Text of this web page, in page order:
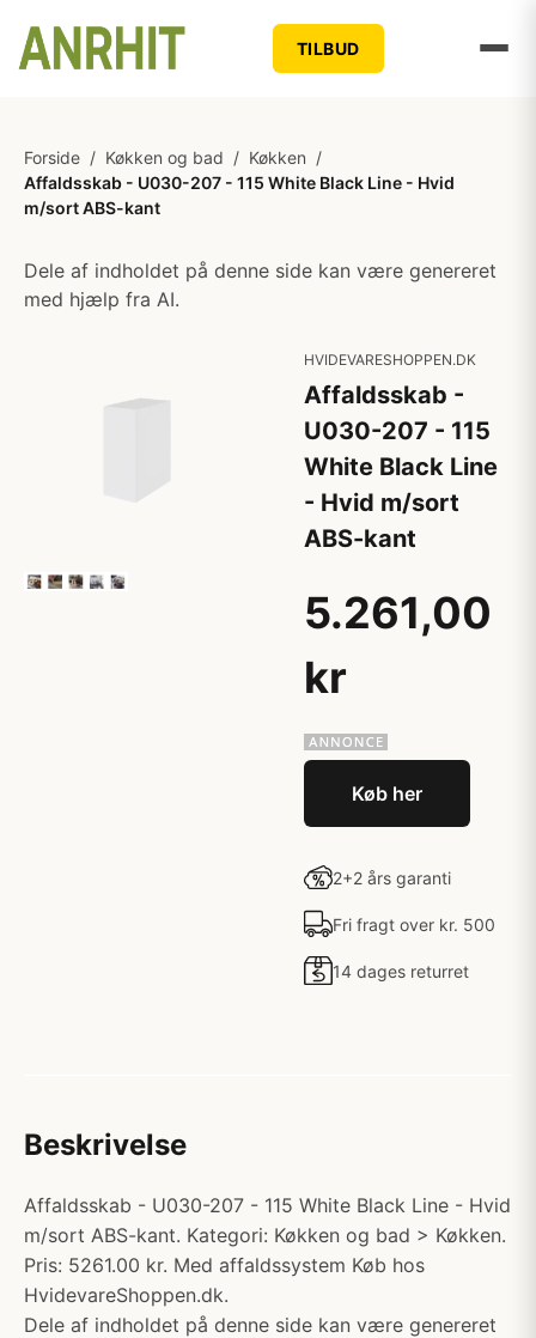
TILBUD
Forside / Køkken og bad / Køkken /
Affaldsskab - U030-207 - 115 White Black Line - Hvid
m/sort ABS-kant
Dele af indholdet på denne side kan være genereret
med hjælp fra AI.
HVIDEVARESHOPPEN.DK
Affaldsskab -
U030-207 - 115
White Black Line
- Hvid m/sort
ABS-kant
5.261,00
kr
Køb her
2+2 års garanti
Fri fragt over kr. 500
14 dages returret
Beskrivelse
Affaldsskab - U030-207 - 115 White Black Line - Hvid
m/sort ABS-kant. Kategori: Køkken og bad > Køkken.
Pris: 5261.00 kr. Med affaldssystem Køb hos
HvidevareShoppen.dk.
Dele af indholdet på denne side kan være genereret